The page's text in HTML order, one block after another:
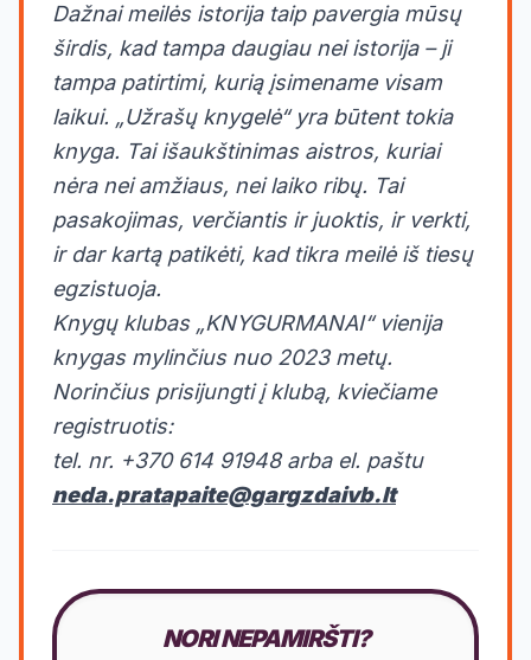
Dažnai meilės istorija taip pavergia mūsų
širdis, kad tampa daugiau nei istorija – ji
tampa patirtimi, kurią įsimename visam
laikui. „Užrašų knygelė“ yra būtent tokia
knyga. Tai išaukštinimas aistros, kuriai
nėra nei amžiaus, nei laiko ribų. Tai
pasakojimas, verčiantis ir juoktis, ir verkti,
ir dar kartą patikėti, kad tikra meilė iš tiesų
egzistuoja.
Knygų klubas „KNYGURMANAI“ vienija
knygas mylinčius nuo 2023 metų.
Norinčius prisijungti į klubą, kviečiame
registruotis:
tel. nr. +370 614 91948 arba el. paštu
neda.pratapaite@gargzdaivb.lt
NORI NEPAMIRŠTI?